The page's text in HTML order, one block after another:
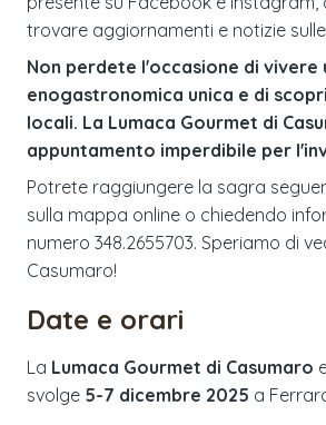
trovare aggiornamenti e notizie
Non perdete l'occasione di vivere
enogastronomica unica e di
locali. La Lumaca Gourmet di
appuntamento imperdibile per
Potrete raggiungere la sagra
sulla mappa online o chiedendo
numero 348.2655703. Speriamo di
Casumaro!
Date e orari
La Lumaca Gourmet di Casumaro
svolge 5-7 dicembre 2025 a